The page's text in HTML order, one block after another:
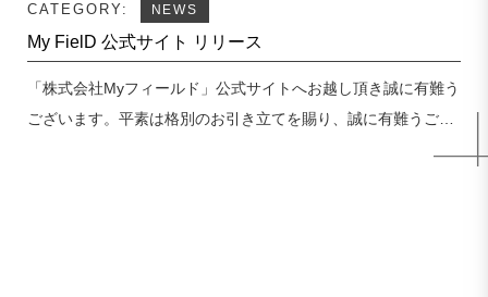
CATEGORY:
NEWS
My FielD 公式サイト リリース
「株式会社Myフィールド」公式サイトへお越し頂き誠に有難う
ございます。平素は格別のお引き立てを賜り、誠に有難うござ